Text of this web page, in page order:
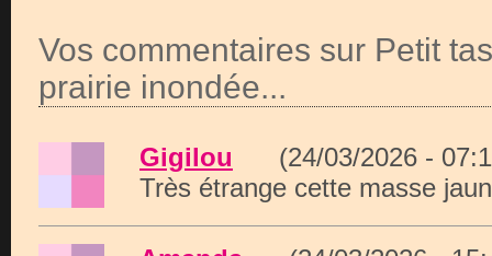
Vos commentaires sur Petit
prairie inondée...
Gigilou (24/03/2026 -
Très étrange cette masse